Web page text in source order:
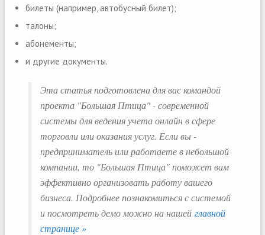
билеты (например, автобусный билет);
талоны;
абонементы;
и другие документы.
Эта статья подготовлена для вас командой
проекта "Большая Птица" - современной
системы для ведения учета онлайн в сфере
торговли или оказания услуг. Если вы -
предприниматель или работаете в небольшой
компании, то "Большая Птица" поможет вам
эффективно организовать работу вашего
бизнеса. Подробнее познакомиться с системой
и посмотреть демо можно на нашей главной
странице »